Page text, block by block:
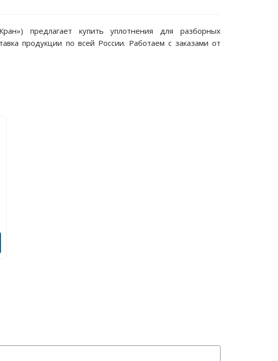
предлагает купить уплотнения для разборных
продукции по всей России. Работаем с заказами от